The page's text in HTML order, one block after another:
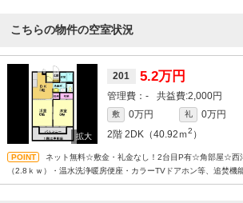
こちらの物件の空室状況
201 5.2万円
- 2,000円
敷 0万円 礼
0万円
2階 2DK（40.92ｍ2 ）
ネット無料☆敷金・礼金なし！2台目P有☆角部屋☆西
（2.8ｋｗ）・温水洗浄暖房便座・カラーTVドアホン等、追焚機